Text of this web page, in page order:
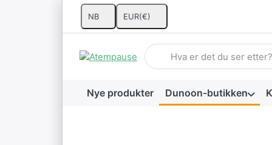
NB EUR(€)
Skriv inn et søkeord. De
Nye produkter Dunoon-butikken